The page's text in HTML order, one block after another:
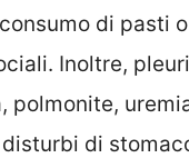
di pasti
Inoltre,
polmonite,
di